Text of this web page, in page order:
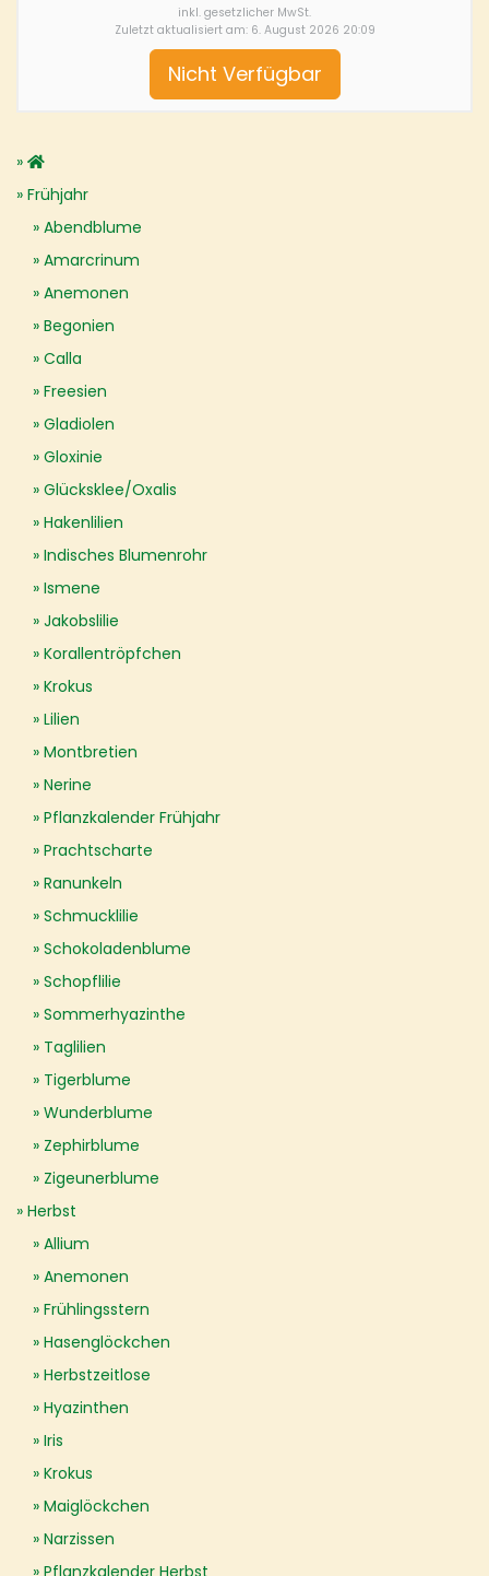
inkl. gesetzlicher MwSt.
Zuletzt aktualisiert am: 6. August 2026 20:09
Nicht Verfügbar
Frühjahr
Abendblume
Amarcrinum
Anemonen
Begonien
Calla
Freesien
Gladiolen
Gloxinie
Glücksklee/Oxalis
Hakenlilien
Indisches Blumenrohr
Ismene
Jakobslilie
Korallentröpfchen
Krokus
Lilien
Montbretien
Nerine
Pflanzkalender Frühjahr
Prachtscharte
Ranunkeln
Schmucklilie
Schokoladenblume
Schopflilie
Sommerhyazinthe
Taglilien
Tigerblume
Wunderblume
Zephirblume
Zigeunerblume
Herbst
Allium
Anemonen
Frühlingsstern
Hasenglöckchen
Herbstzeitlose
Hyazinthen
Iris
Krokus
Maiglöckchen
Narzissen
Pflanzkalender Herbst